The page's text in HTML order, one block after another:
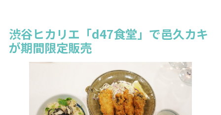
渋谷ヒカリエ「d47食堂」で邑久カキ
が期間限定販売